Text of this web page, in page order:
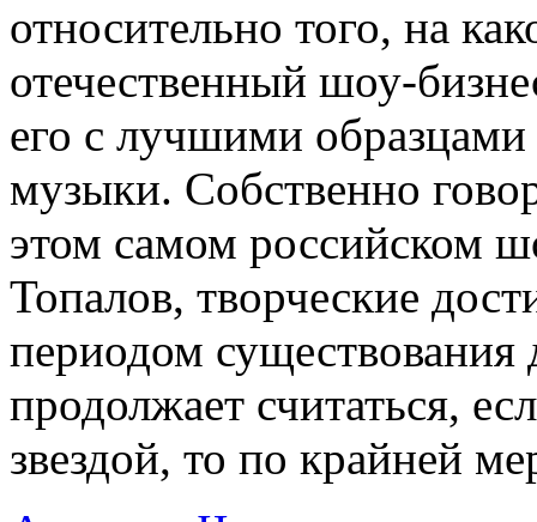
относительно того, на
отечественный шоу-
его с лучшими
музыки. Собственно
этом самом российском
Топалов, творческие
периодом существования
продолжает считаться,
звездой, то по крайней